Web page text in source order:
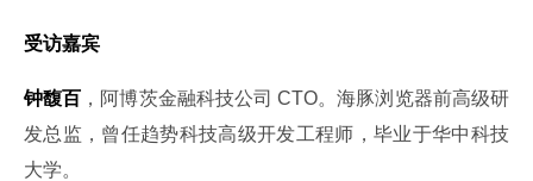
受访嘉宾
钟馥百 ，阿博茨金融科技公司 CTO。海豚浏览器前高级研
发总监，曾任趋势科技高级开发工程师，毕业于华中科技
大学。